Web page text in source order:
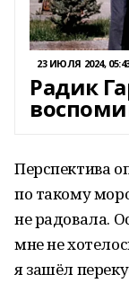
23 ИЮЛЯ 2024,
Радик
Перспектива
по такому
не радовала.
мне не
я зашёл